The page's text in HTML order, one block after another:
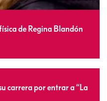
de Regina Blandón
carrera por entrar a “La